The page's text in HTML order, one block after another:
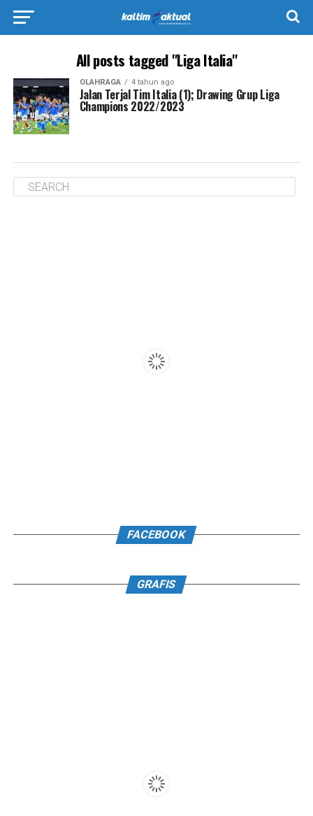
All posts tagged "Liga Italia"
OLAHRAGA 4 tahun ago
Jalan Terjal Tim Italia (1); Drawing Grup Liga
Champions 2022/2023
FACEBOOK
GRAFIS